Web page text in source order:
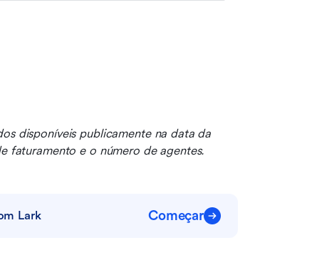
disponíveis publicamente na data da
faturamento e o número de agentes.
Lark Começar